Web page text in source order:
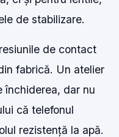
de stabilizare.
de contact
fabrică. Un atelier
închiderea, dar nu
că telefonul
rezistență la apă.